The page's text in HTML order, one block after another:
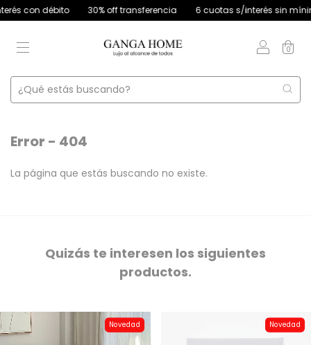
con débito 30% off transferencia 6 cuotas s/interés sin mínimo
0
Error - 404
La página que estás buscando no existe.
Quizás te interesen los siguientes
productos.
Novedad Novedad